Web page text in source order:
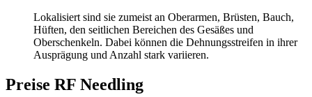
Lokalisiert sind sie zumeist an Oberarmen, Brüsten, Bauch,
Hüften, den seitlichen Bereichen des Gesäßes und
Oberschenkeln. Dabei können die Dehnungsstreifen in ihrer
Ausprägung und Anzahl stark variieren.
Preise RF Needling